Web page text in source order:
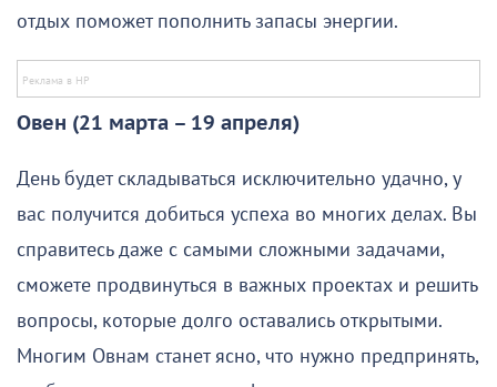
отдых поможет пополнить запасы энергии.
Овен (21 марта – 19 апреля)
День будет складываться исключительно удачно, у
вас получится добиться успеха во многих делах. Вы
справитесь даже с самыми сложными задачами,
сможете продвинуться в важных проектах и решить
вопросы, которые долго оставались открытыми.
Многим Овнам станет ясно, что нужно предпринять,